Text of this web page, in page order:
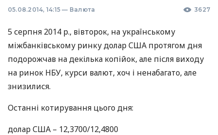
05.08.2014, 14:15 — Валюта 3627
5 серпня 2014 р., вівторок, на українському
міжбанківському ринку доларСША протягом дня
подорожчав на декілька копійок, але після виходу
на ринок НБУ, курси валют, хоч і ненабагато, але
знизилися.
Останні котирування цього дня:
доларСША – 12,3700/12,4800